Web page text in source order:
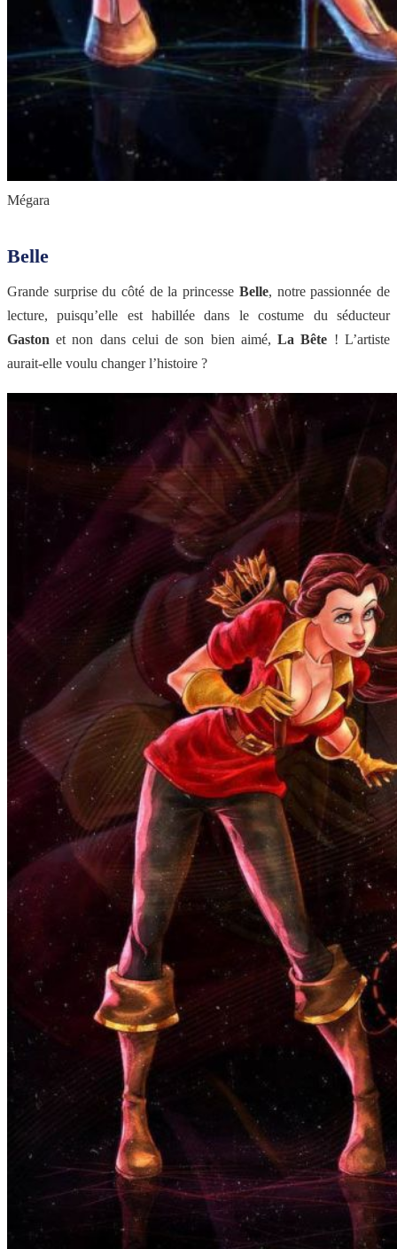
Mégara
Belle
Grande surprise du côté de la princesse Belle, notre passionnée de
lecture, puisqu’elle est habillée dans le costume du séducteur
Gaston et non dans celui de son bien aimé, La Bête ! L’artiste
aurait-elle voulu changer l’histoire ?